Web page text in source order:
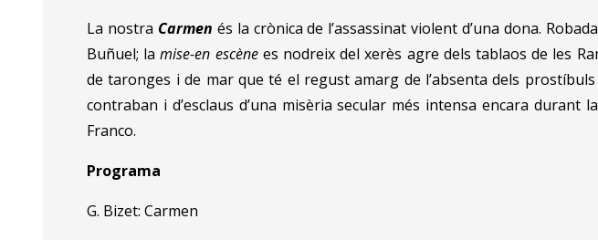
La nostra Carmen és la crònica de l’assassinat violent d’una dona.
Buñuel; lamise-en escènees nodreix del xerès agre dels tablaos de les
de taronges i de mar que té el regust amarg de l’absenta dels
contraban i d’esclaus d’una misèria secular més intensa encara durant
Franco.
Programa
G. Bizet: Carmen